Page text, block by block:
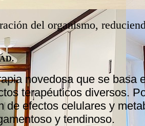
del organismo,
novedosa que se basa
terapéuticos diversos.
de efectos celulares y
y tendinoso.